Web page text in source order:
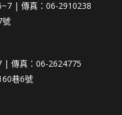
| 傳真：06-2910238
號
| 傳真：06-2624775
巷6號